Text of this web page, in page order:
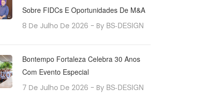
Sobre FIDCs E Oportunidades De M&A
8 De Julho De 2026 - By BS-DESIGN
Bontempo Fortaleza Celebra 30 Anos
Com Evento Especial
7 De Julho De 2026 - By BS-DESIGN